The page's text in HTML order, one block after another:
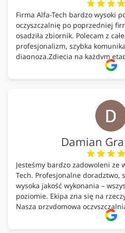
Firma Alfa-Tech bardzo wysoki
oczyszczalnię po poprzedniej
osadziła zbiornik. Polecam z
profesjonalizm, szybka
diagnoza.Zdjęcia na każdym
doradztwo.Dobrze wyszkoleni i
Podsumowując ekipa na
Damian
Jesteśmy bardzo zadowoleni ze
Tech. Profesjonalne doradztwo,
wysoka jakość wykonania –
poziomie. Ekipa zna się na
Nasza przydomowa
całość została wykonana
ustaleniami. Z czystym